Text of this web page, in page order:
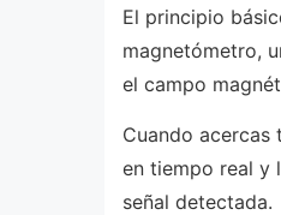
El principio
magnetómetro,
el campo
Cuando
en tiempo real y
señal detectada.